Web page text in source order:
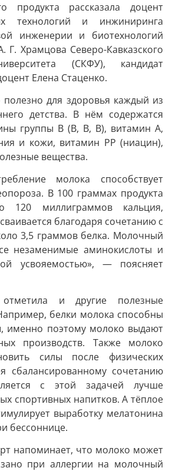
продукта рассказала доцент
технологий и инжиниринга
инженерии и биотехнологий
Г. Храмцова Северо-Кавказского
(СКФУ), кандидат
Елена Стаценко.
для здоровья каждый из
детства. В нём содержатся
группы B (B, B, B), витамин A,
и кожи, витамин PP (ниацин),
вещества.
молока способствует
В 100 граммах продукта
120 миллиграммов кальция,
благодаря сочетанию с
3,5 граммов белка. Молочный
незаменимые аминокислоты и
усвояемостью», — поясняет
и другие полезные
белки молока способны
именно поэтому молоко выдают
производств. Также молоко
силы после физических
сбалансированному сочетанию
с этой задачей лучше
спортивных напитков. А тёплое
выработку мелатонина
бессоннице.
напоминает, что молоко может
при аллергии на молочный